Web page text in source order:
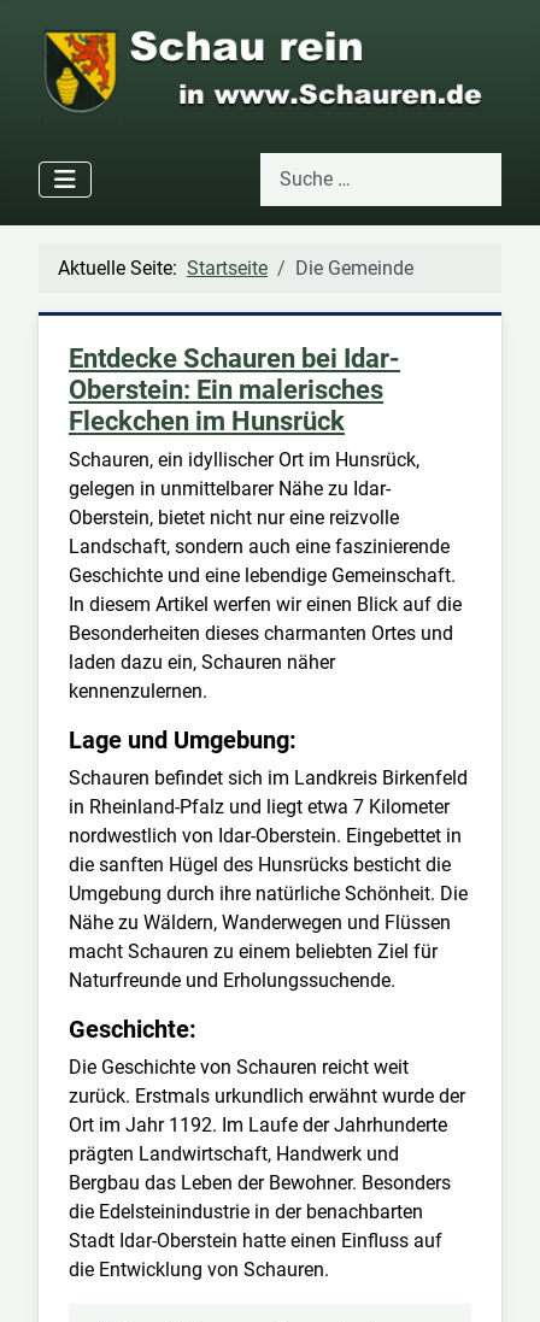
Suchen
Aktuelle Seite: Startseite Die Gemeinde
Entdecke Schauren bei Idar-
Oberstein: Ein malerisches
Fleckchen im Hunsrück
Schauren, ein idyllischer Ort im Hunsrück,
gelegen in unmittelbarer Nähe zu Idar-
Oberstein, bietet nicht nur eine reizvolle
Landschaft, sondern auch eine faszinierende
Geschichte und eine lebendige Gemeinschaft.
In diesem Artikel werfen wir einen Blick auf die
Besonderheiten dieses charmanten Ortes und
laden dazu ein, Schauren näher
kennenzulernen.
Lage und Umgebung:
Schauren befindet sich im Landkreis Birkenfeld
in Rheinland-Pfalz und liegt etwa 7 Kilometer
nordwestlich von Idar-Oberstein. Eingebettet in
die sanften Hügel des Hunsrücks besticht die
Umgebung durch ihre natürliche Schönheit. Die
Nähe zu Wäldern, Wanderwegen und Flüssen
macht Schauren zu einem beliebten Ziel für
Naturfreunde und Erholungssuchende.
Geschichte:
Die Geschichte von Schauren reicht weit
zurück. Erstmals urkundlich erwähnt wurde der
Ort im Jahr 1192. Im Laufe der Jahrhunderte
prägten Landwirtschaft, Handwerk und
Bergbau das Leben der Bewohner. Besonders
die Edelsteinindustrie in der benachbarten
Stadt Idar-Oberstein hatte einen Einfluss auf
die Entwicklung von Schauren.